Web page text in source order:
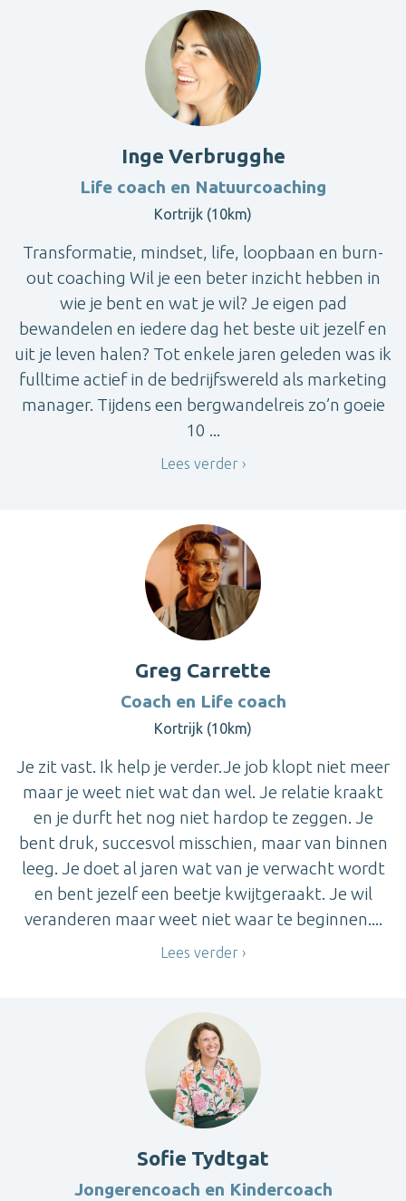
Inge Verbrugghe
Life coach en Natuurcoaching
Kortrijk (10km)
Transformatie, mindset, life, loopbaan en burn-
out coaching Wil je een beter inzicht hebben in
wie je bent en wat je wil? Je eigen pad
bewandelen en iedere dag het beste uit jezelf en
uit je leven halen? Tot enkele jaren geleden was ik
fulltime actief in de bedrijfswereld als marketing
manager. Tijdens een bergwandelreis zo’n goeie
10 ...
Lees verder
Greg Carrette
Coach en Life coach
Kortrijk (10km)
Je zit vast. Ik help je verder.Je job klopt niet meer
maar je weet niet wat dan wel. Je relatie kraakt
en je durft het nog niet hardop te zeggen. Je
bent druk, succesvol misschien, maar van binnen
leeg. Je doet al jaren wat van je verwacht wordt
en bent jezelf een beetje kwijtgeraakt. Je wil
veranderen maar weet niet waar te beginnen....
Lees verder
Sofie Tydtgat
Jongerencoach en Kindercoach